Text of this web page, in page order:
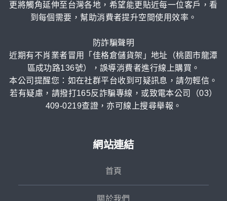
更將觸角延伸至台灣各地，希望能更貼近每一位客戶，看
到每個需要，幫助消費者提升空間使用效率。
防詐騙聲明
近期有不肖業者冒用「佳格倉儲貨架」地址（桃園市龍潭
區成功路136號），誤導消費者進行線上購買。
本公司提醒您：如在社群平台收到可疑訊息，請勿輕信。
若有疑慮，請撥打165反詐騙專線，或致電本公司（03）
409-0219查證，亦可線上搜尋舉報。
網站連結
首頁
關於我們